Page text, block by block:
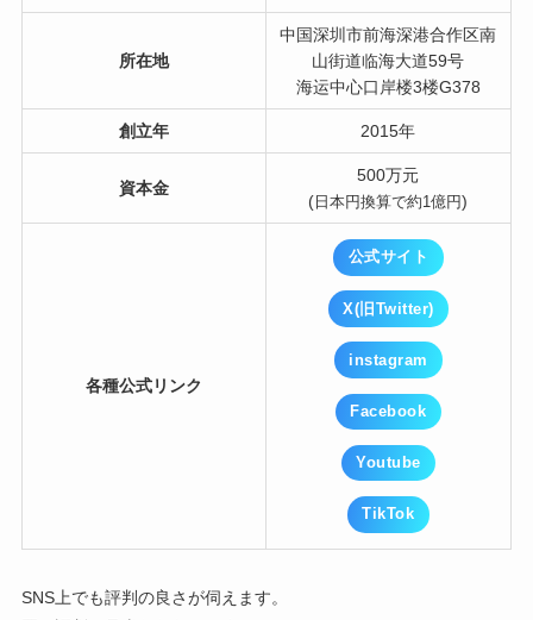
所在地
中国深圳市前海深港合作区南
山街道临海大道59号
海运中心口岸楼3楼G378
創立年 2015年
資本金
500万元
( 日本円換算で約1億円)
各種公式リンク
公式サイト
X(旧Twitter)
instagram
Facebook
Youtube
TikTok
SNS上でも評判の良さが伺えます。